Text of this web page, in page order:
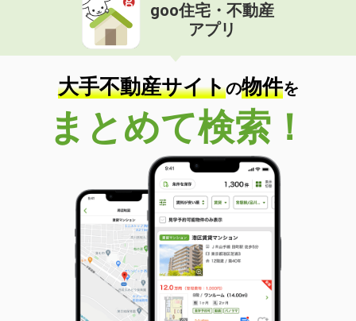
goo住宅・不動産
アプリ
大手不動産サイトの物件を
まとめて検索！